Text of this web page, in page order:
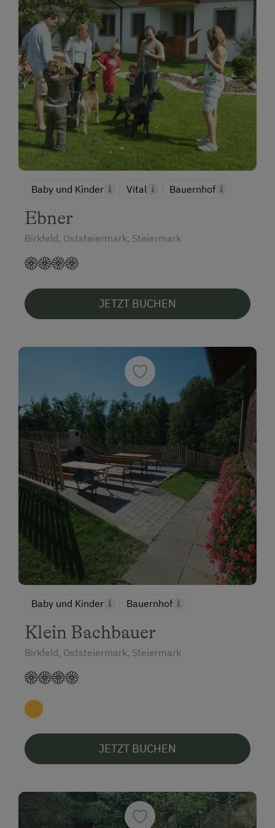
Baby und Kinder Vital Bauernhof
Ebner
Birkfeld, Oststeiermark, Steiermark
JETZT BUCHEN
Baby und Kinder Bauernhof
Klein Bachbauer
Birkfeld, Oststeiermark, Steiermark
JETZT BUCHEN